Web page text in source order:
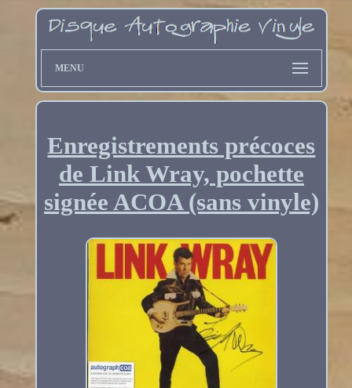
MENU
Enregistrements précoces
de Link Wray, pochette
signée ACOA (sans vinyle)